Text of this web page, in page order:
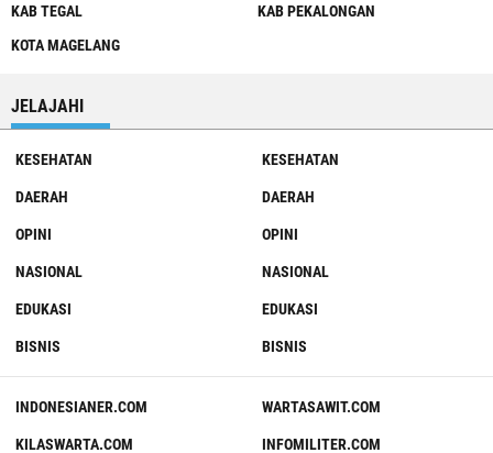
KAB TEGAL
KOTA MAGELANG
KAB PEKALONGAN
JELAJAHI
KESEHATAN
DAERAH
OPINI
NASIONAL
EDUKASI
BISNIS
KESEHATAN
DAERAH
OPINI
NASIONAL
EDUKASI
BISNIS
INDONESIANER.COM
KILASWARTA.COM
WARTASAWIT.COM
INFOMILITER.COM